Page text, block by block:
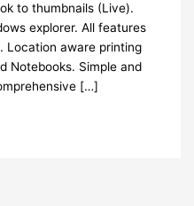
to thumbnails (Live).
explorer. All features
Location aware printing
Notebooks. Simple and
[…]